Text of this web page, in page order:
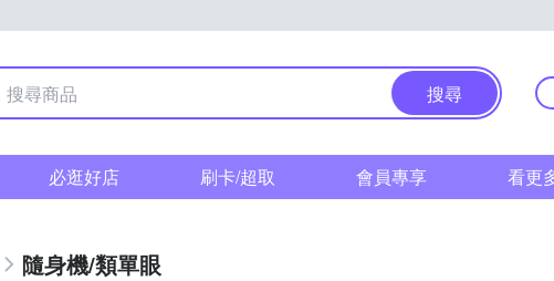
搜尋
必逛好店 刷卡/超取 會員專享 看更
隨身機/類單眼